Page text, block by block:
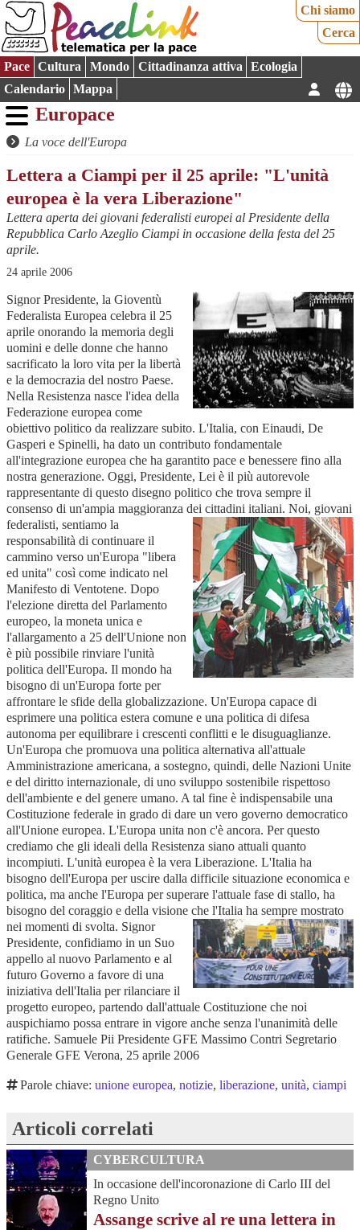
Chi siamo
Cerca
Pace Cultura Mondo Cittadinanza attiva
Ecologia
Calendario
Mappa
Europace
La voce dell'Europa
Lettera a Ciampi per il 25 aprile: "L'unità
europea è la vera Liberazione"
Lettera aperta dei giovani federalisti europei al Presidente della
Repubblica Carlo Azeglio Ciampi in occasione della festa del 25
aprile.
24 aprile 2006
Signor Presidente, la Gioventù
Federalista Europea celebra il 25
aprile onorando la memoria degli
uomini e delle donne che hanno
sacrificato la loro vita per la libertà
e la democrazia del nostro Paese.
Nella Resistenza nasce l'idea della
Federazione europea come
obiettivo politico da realizzare subito. L'Italia, con Einaudi, De
Gasperi e Spinelli, ha dato un contributo fondamentale
all'integrazione europea che ha garantito pace e benessere fino alla
nostra generazione. Oggi, Presidente, Lei è il più autorevole
rappresentante di questo disegno politico che trova sempre il
consenso di un'ampia maggioranza dei cittadini italiani. Noi, giovani
federalisti, sentiamo la
responsabilità di continuare il
cammino verso un'Europa "libera
ed unita" così come indicato nel
Manifesto di Ventotene. Dopo
l'elezione diretta del Parlamento
europeo, la moneta unica e
l'allargamento a 25 dell'Unione non
è più possibile rinviare l'unità
politica dell'Europa. Il mondo ha
bisogno di un'Europa forte per
affrontare le sfide della globalizzazione. Un'Europa capace di
esprimere una politica estera comune e una politica di difesa
autonoma per equilibrare i crescenti conflitti e le disuguaglianze.
Un'Europa che promuova una politica alternativa all'attuale
Amministrazione americana, a sostegno, quindi, delle Nazioni Unite
e del diritto internazionale, di uno sviluppo sostenibile rispettoso
dell'ambiente e del genere umano. A tal fine è indispensabile una
Costituzione federale in grado di dare un vero governo democratico
all'Unione europea. L'Europa unita non c'è ancora. Per questo
crediamo che gli ideali della Resistenza siano attuali quanto
incompiuti. L'unità europea è la vera Liberazione. L'Italia ha
bisogno dell'Europa per uscire dalla difficile situazione economica e
politica, ma anche l'Europa per superare l'attuale fase di stallo, ha
bisogno del coraggio e della visione che l'Italia ha sempre mostrato
nei momenti di svolta. Signor
Presidente, confidiamo in un Suo
appello al nuovo Parlamento e al
futuro Governo a favore di una
iniziativa dell'Italia per rilanciare il
progetto europeo, partendo dall'attuale Costituzione che noi
auspichiamo possa entrare in vigore anche senza l'unanimità delle
ratifiche. Samuele Pii Presidente GFE Massimo Contri Segretario
Generale GFE Verona, 25 aprile 2006
Parole chiave:unione europea,notizie,liberazione,unità,ciampi
Articoli correlati
CYBERCULTURA
In occasione dell'incoronazione di Carlo III del
Regno Unito
Assange scrive al re una lettera in